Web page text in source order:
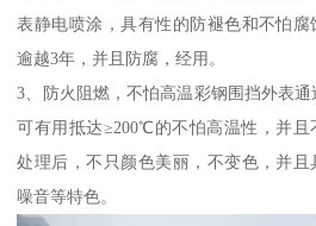
表静电喷涂，具有性的防褪色和不怕
逾越3年，并且防腐，经用。
3、防火阻燃，不怕高温彩钢围挡外表通
可有用抵达≥200℃的不怕高温性，并且
处理后，不只颜色美丽，不变色，并
噪音等特色。